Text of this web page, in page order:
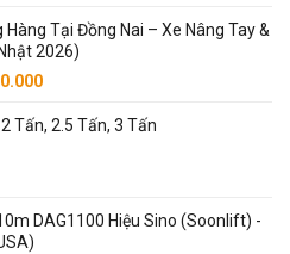
tại
là:
₫4.500.000.
Hàng Tại Đồng Nai – Xe Nâng Tay &
2026)
Giá
tại
Tấn, 2.5 Tấn, 3 Tấn
DAG1100 Hiệu Sino (Soonlift) -